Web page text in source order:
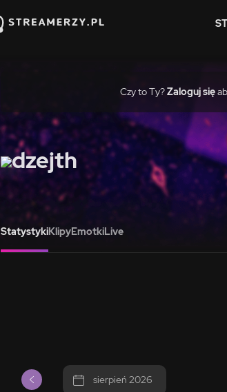
Czy to Ty?Zaloguj się
dzejth
StatystykiKlipyEmotkiLive
sierpień 2026